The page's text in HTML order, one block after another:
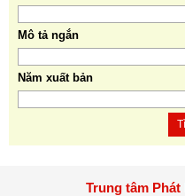
Mô tả ngắn
Năm xuất bản
Trung tâm Phát